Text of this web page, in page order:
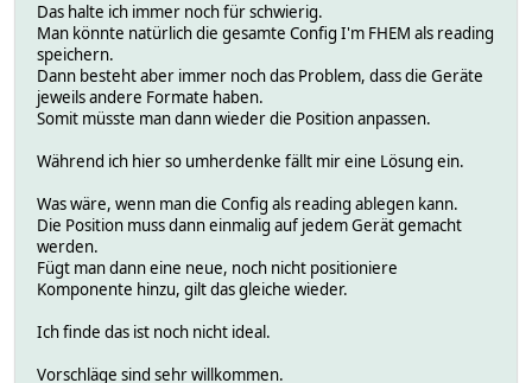
Das halte ich immer noch für schwierig.
Man könnte natürlich die gesamte Config I'm FHEM als reading
speichern.
Dann besteht aber immer noch das Problem, dass die Geräte
jeweils andere Formate haben.
Somit müsste man dann wieder die Position anpassen.
Während ich hier so umherdenke fällt mir eine Lösung ein.
Was wäre, wenn man die Config als reading ablegen kann.
Die Position muss dann einmalig auf jedem Gerät gemacht
werden.
Fügt man dann eine neue, noch nicht positioniere
Komponente hinzu, gilt das gleiche wieder.
Ich finde das ist noch nicht ideal.
Vorschläge sind sehr willkommen.